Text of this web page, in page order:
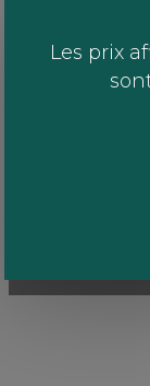
Les prix